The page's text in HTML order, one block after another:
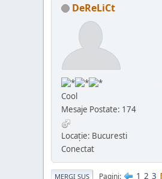
DeReLiCt
Cool
Mesaje Postate: 174
Locaţie: Bucuresti
Conectat
MERGI SUS Pagini 1 2 3